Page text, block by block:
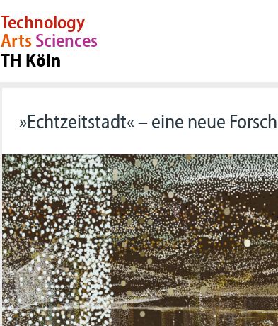
Technology
ArtsSciences
TH Köln
»Echtzeitstadt« – eine neue